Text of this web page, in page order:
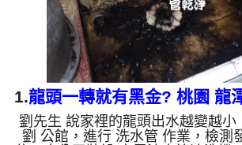
1.龍頭一轉就有黑金? 桃園 龍
水管
劉先生 說家裡的龍頭出水越變越小
劉 公館，進行 洗水管 作業，檢測